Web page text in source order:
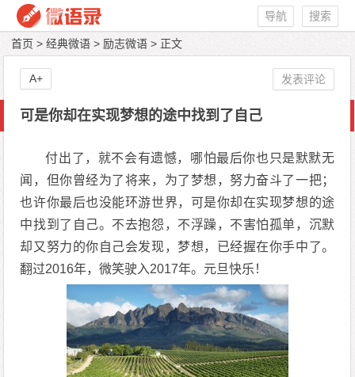
搜索
导航
首页 >经典微语 > 励志微语 > 正文
可是你却在实现梦想的途中找到了自己
付出了，就不会有遗憾，哪怕最后你也只是默默无
闻，但你曾经为了将来，为了梦想，努力奋斗了一把；
也许你最后也没能环游世界，可是你却在实现梦想的途
中找到了自己。不去抱怨，不浮躁，不害怕孤单，沉默
却又努力的你自己会发现，梦想，已经握在你手中了。
翻过2016年，微笑驶入2017年。元旦快乐！
发表评论
A+